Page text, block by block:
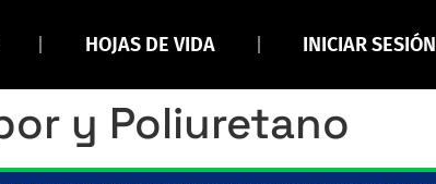
HOJAS DE VIDA INICIAR SESIÓN
y Poliuretano